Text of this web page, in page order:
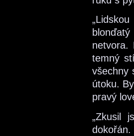
netvora.
temný
všechny
útoku.
pravý
„Zkusil